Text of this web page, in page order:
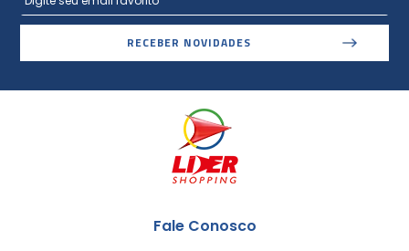
RECEBER NOVIDADES
Fale Conosco